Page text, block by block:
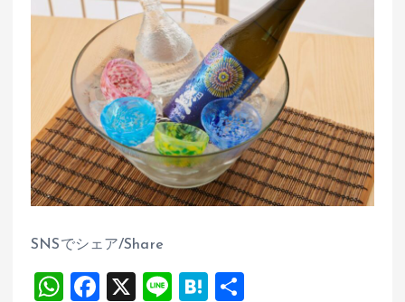
SNSでシェア/Share
W
F
X
Li
H